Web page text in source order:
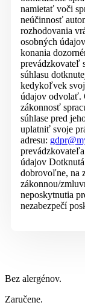
namietať voči
neúčinnosť
rozhodovania
osobných
konania
prevádzkovateľ
súhlasu
kedykoľvek svoj
údajov odvolať.
zákonnosť
súhlase pred
uplatniť svoje
adresu:
údajov
dobrovoľne, na
zákonnou/
neposkytnutia
nezabezpečí
Bez alergénov.
Zaručene.